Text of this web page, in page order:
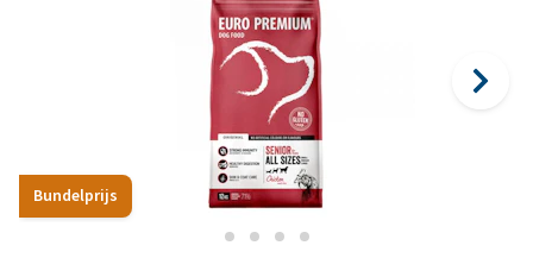
Bundelprijs